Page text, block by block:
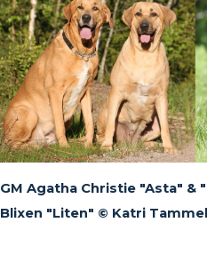
GM Agatha Christie "Asta" &
Blixen "Liten" © Katri